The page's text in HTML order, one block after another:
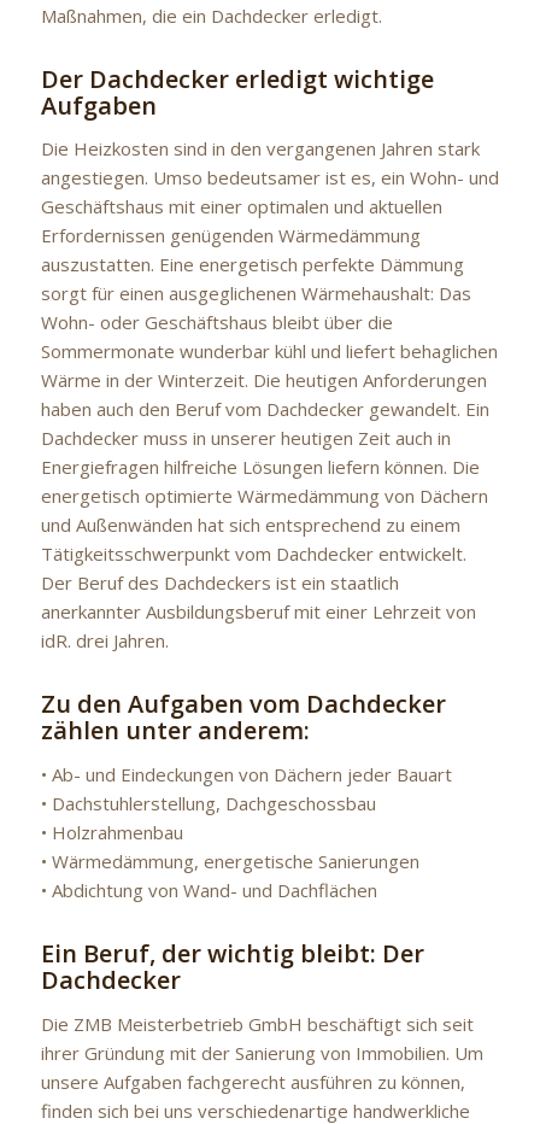
Maßnahmen, die ein Dachdecker erledigt.
Der Dachdecker erledigt wichtige
Aufgaben
Die Heizkosten sind in den vergangenen Jahren stark
angestiegen. Umso bedeutsamer ist es, ein Wohn- und
Geschäftshaus mit einer optimalen und aktuellen
Erfordernissen genügenden Wärmedämmung
auszustatten. Eine energetisch perfekte Dämmung
sorgt für einen ausgeglichenen Wärmehaushalt: Das
Wohn- oder Geschäftshaus bleibt über die
Sommermonate wunderbar kühl und liefert behaglichen
Wärme in der Winterzeit. Die heutigen Anforderungen
haben auch den Beruf vom Dachdecker gewandelt. Ein
Dachdecker muss in unserer heutigen Zeit auch in
Energiefragen hilfreiche Lösungen liefern können. Die
energetisch optimierte Wärmedämmung von Dächern
und Außenwänden hat sich entsprechend zu einem
Tätigkeitsschwerpunkt vom Dachdecker entwickelt.
Der Beruf des Dachdeckers ist ein staatlich
anerkannter Ausbildungsberuf mit einer Lehrzeit von
idR. drei Jahren.
Zu den Aufgaben vom Dachdecker
zählen unter anderem:
• Ab- und Eindeckungen von Dächern jeder Bauart
• Dachstuhlerstellung, Dachgeschossbau
• Holzrahmenbau
• Wärmedämmung, energetische Sanierungen
• Abdichtung von Wand- und Dachflächen
Ein Beruf, der wichtig bleibt: Der
Dachdecker
Die ZMB Meisterbetrieb GmbH beschäftigt sich seit
ihrer Gründung mit der Sanierung von Immobilien. Um
unsere Aufgaben fachgerecht ausführen zu können,
finden sich bei uns verschiedenartige handwerkliche